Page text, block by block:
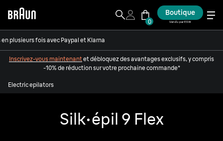
0
Boutique
Vendu par ESW
plusieurs fois avec Paypal et Klarna
Inscrivez-vous maintenantet débloquez des avantages exclusifs, y compris
-10% de réduction sur votre prochaine commande*
Electric epilators
Silk·épil 9 Flex